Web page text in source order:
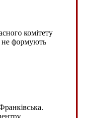
комітету
не формують